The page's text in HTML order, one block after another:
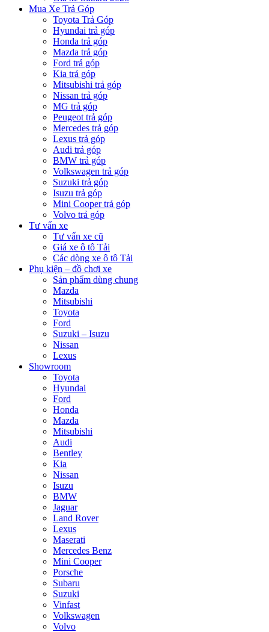
Mua Xe Trả Góp
Toyota Trả Góp
Hyundai trả góp
Honda trả góp
Mazda trả góp
Ford trả góp
Kia trả góp
Mitsubishi trả góp
Nissan trả góp
MG trả góp
Peugeot trả góp
Mercedes trả góp
Lexus trả góp
Audi trả góp
BMW trả góp
Volkswagen trả góp
Suzuki trả góp
Isuzu trả góp
Mini Cooper trả góp
Volvo trả góp
Tư vấn xe
Tư vấn xe cũ
Giá xe ô tô Tải
Các dòng xe ô tô Tải
Phụ kiện – đồ chơi xe
Sản phẩm dùng chung
Mazda
Mitsubishi
Toyota
Ford
Suzuki – Isuzu
Nissan
Lexus
Showroom
Toyota
Hyundai
Ford
Honda
Mazda
Mitsubishi
Audi
Bentley
Kia
Nissan
Isuzu
BMW
Jaguar
Land Rover
Lexus
Maserati
Mercedes Benz
Mini Cooper
Porsche
Subaru
Suzuki
Vinfast
Volkswagen
Volvo